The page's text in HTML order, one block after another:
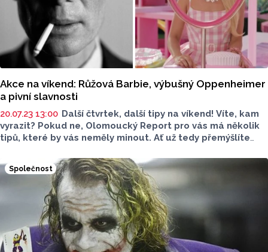
Akce na víkend: Růžová Barbie, výbušný Oppenheimer
a pivní slavnosti
20.07.23 13:00 Další čtvrtek, další tipy na víkend! Víte, kam
vyrazit? Pokud ne, Olomoucký Report pro vás má několik
tipů, které by vás neměly minout. Ať už tedy přemýšlíte
něco.
Společnost